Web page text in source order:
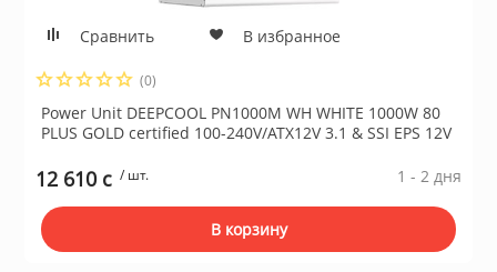
Сравнить В избранное
(0)
Power Unit DEEPCOOL PN1000M WH WHITE 1000W 80
PLUS GOLD certified 100-240V/ATX12V 3.1 & SSI EPS 12V
12 610 c / шт. 1 - 2 дня
В корзину